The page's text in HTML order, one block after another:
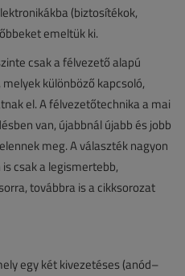
(biztosítékok,
emeltük ki.
csak a félvezető alapú
különböző kapcsoló,
el. A félvezetőtechnika a mai
van, újabbnál újabb és jobb
meg. A választék nagyon
csak a legismertebb,
továbbra is a cikksorozat
egy két kivezetéses (anód–